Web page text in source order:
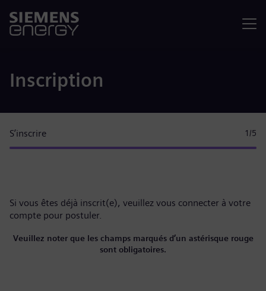
Inscription
S’inscrire 1 /5
Si vous êtes déjà inscrit(e), veuillez vous connecter à votre
compte pour postuler.
Veuillez noter que les champs marqués d’un astérisque rouge
sont obligatoires.